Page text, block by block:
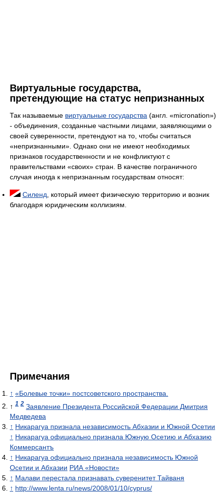
Виртуальные государства,
претендующие на статус непризнанных
Так называемые виртуальные государства (англ. «micronation»)
- объединения, созданные частными лицами, заявляющими о
своей суверенности, претендуют на то, чтобы считаться
«непризнанными». Однако они не имеют необходимых
признаков государственности и не конфликтуют с
правительствами «своих» стран. В качестве пограничного
случая иногда к непризнанным государствам относят:
Силенд , который имеет физическую территорию и возник
благодаря юридическим коллизиям.
Примечания
↑ «Болевые точки» постсоветского пространства.
↑ 1 2 Заявление Президента Российской Федерации Дмитрия
Медведева
↑ Никарагуа признала независимость Абхазии и Южной Осетии
↑ Никарагуа официально признала Южную Осетию и Абхазию
Коммерсантъ
↑ Никарагуа официально признала независимость Южной
Осетии и Абхазии РИА «Новости»
↑ Малави перестала признавать суверенитет Тайваня
↑ http://www.lenta.ru/news/2008/01/10/cyprus/